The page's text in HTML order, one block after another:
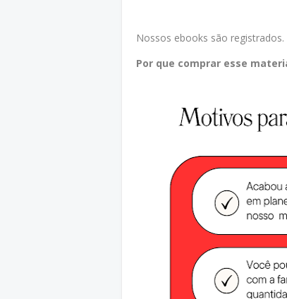
Nossos ebooks são
Por que comprar esse